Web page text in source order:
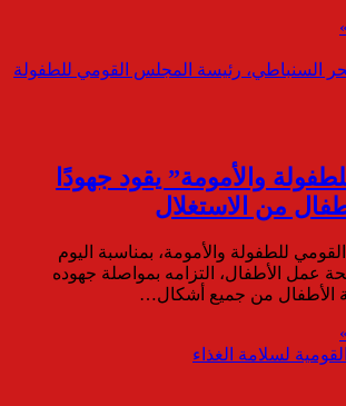
والأمومة” يقود جهودًا
من الاستغلال
للطفولة والأمومة، بمناسبة اليوم
عمل الأطفال، التزامه بمواصلة جهوده
الأطفال من جميع أشكال…